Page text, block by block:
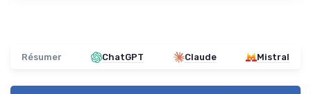
Résumer ChatGPT Claude Mistral